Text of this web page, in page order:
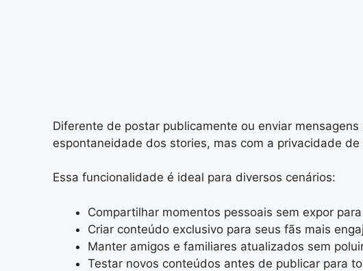
Diferente de postar publicamente ou enviar
espontaneidade dos stories, mas com a privacidade
Essa funcionalidade é ideal para diversos cenários:
Compartilhar momentos pessoais sem expor
Criar conteúdo exclusivo para seus fãs mais
Manter amigos e familiares atualizados sem
Testar novos conteúdos antes de publicar para